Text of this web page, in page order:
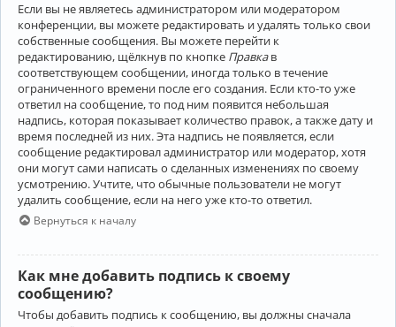
Если вы не являетесь администратором или модератором
конференции, вы можете редактировать и удалять только свои
собственные сообщения. Вы можете перейти к
редактированию, щёлкнув по кнопке Правкав
соответствующем сообщении, иногда только в течение
ограниченного времени после его создания. Если кто-то уже
ответил на сообщение, то под ним появится небольшая
надпись, которая показывает количество правок, а также дату и
время последней из них. Эта надпись не появляется, если
сообщение редактировал администратор или модератор, хотя
они могут сами написать о сделанных изменениях по своему
усмотрению. Учтите, что обычные пользователи не могут
удалить сообщение, если на него уже кто-то ответил.
Вернуться к началу
Как мне добавить подпись к своему
сообщению?
Чтобы добавить подпись к сообщению, вы должны сначала